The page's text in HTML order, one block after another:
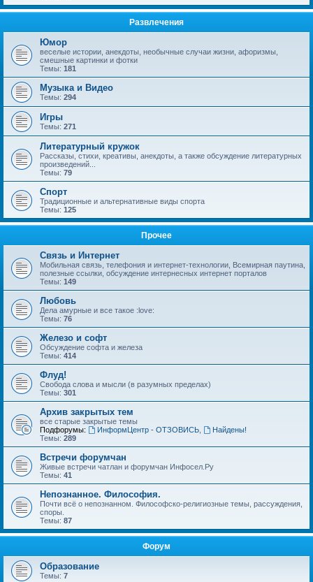
Развлечения
Юмор
веселые истории, анекдоты, необычные случаи жизни, афоризмы,
смешные картинки и фотки
Темы: 181
Музыка и Видео
Темы: 294
Игры
Темы: 271
Литературный кружок
Рассказы, стихи, креативы, анекдоты, а также обсуждение литературных
произведений...
Темы: 79
Спорт
Традиционные и альтернативные виды спорта
Темы: 125
Прочее
Связь и Интернет
Мобильная связь, телефония и интернет-технологии, Всемирная паутина,
полезные ссылки, обсуждение интернесных интернет порталов
Темы: 149
Любовь
Дела амурные и все такое :love:
Темы: 76
Железо и софт
Обсуждение софта и железа
Темы: 414
Флуд!
Свобода слова и мысли (в разумных пределах)
Темы: 301
Архив закрытых тем
все старые закрытые темы
Подфорумы:
ИнформЦентр - ОТЗОВИСЬ,
Найдены!
Темы: 289
Встречи форумчан
Живые встречи чатлан и форумчан Инфосел.Ру
Темы: 41
Непознанное. Философия.
Почти всё о непознанном. Философско-религиозные темы, рассуждения,
споры.
Темы: 87
Форум
Образование
Темы: 7